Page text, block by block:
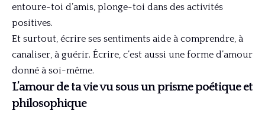
entoure-toi d’amis, plonge-toi dans des activités
positives.
Et surtout, écrire ses sentiments aide à comprendre, à
canaliser, à guérir. Écrire, c’est aussi une forme d’amour
donné à soi-même.
L’amour de ta vie vu sous un prisme poétique et
philosophique